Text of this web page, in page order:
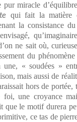
pur miracle
qui fait la matière
la consistance
ne sait où,
du
une, « soudées »
mais aussi de
hors de portée,
une croyance
le motif durera
ce tas de